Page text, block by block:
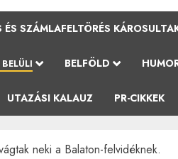
SZÁMLAFELTÖRÉS
BELFÖLD
UTAZÁSI KALAUZ PR-CIKKEK
neki a Balaton-felvidéknek.